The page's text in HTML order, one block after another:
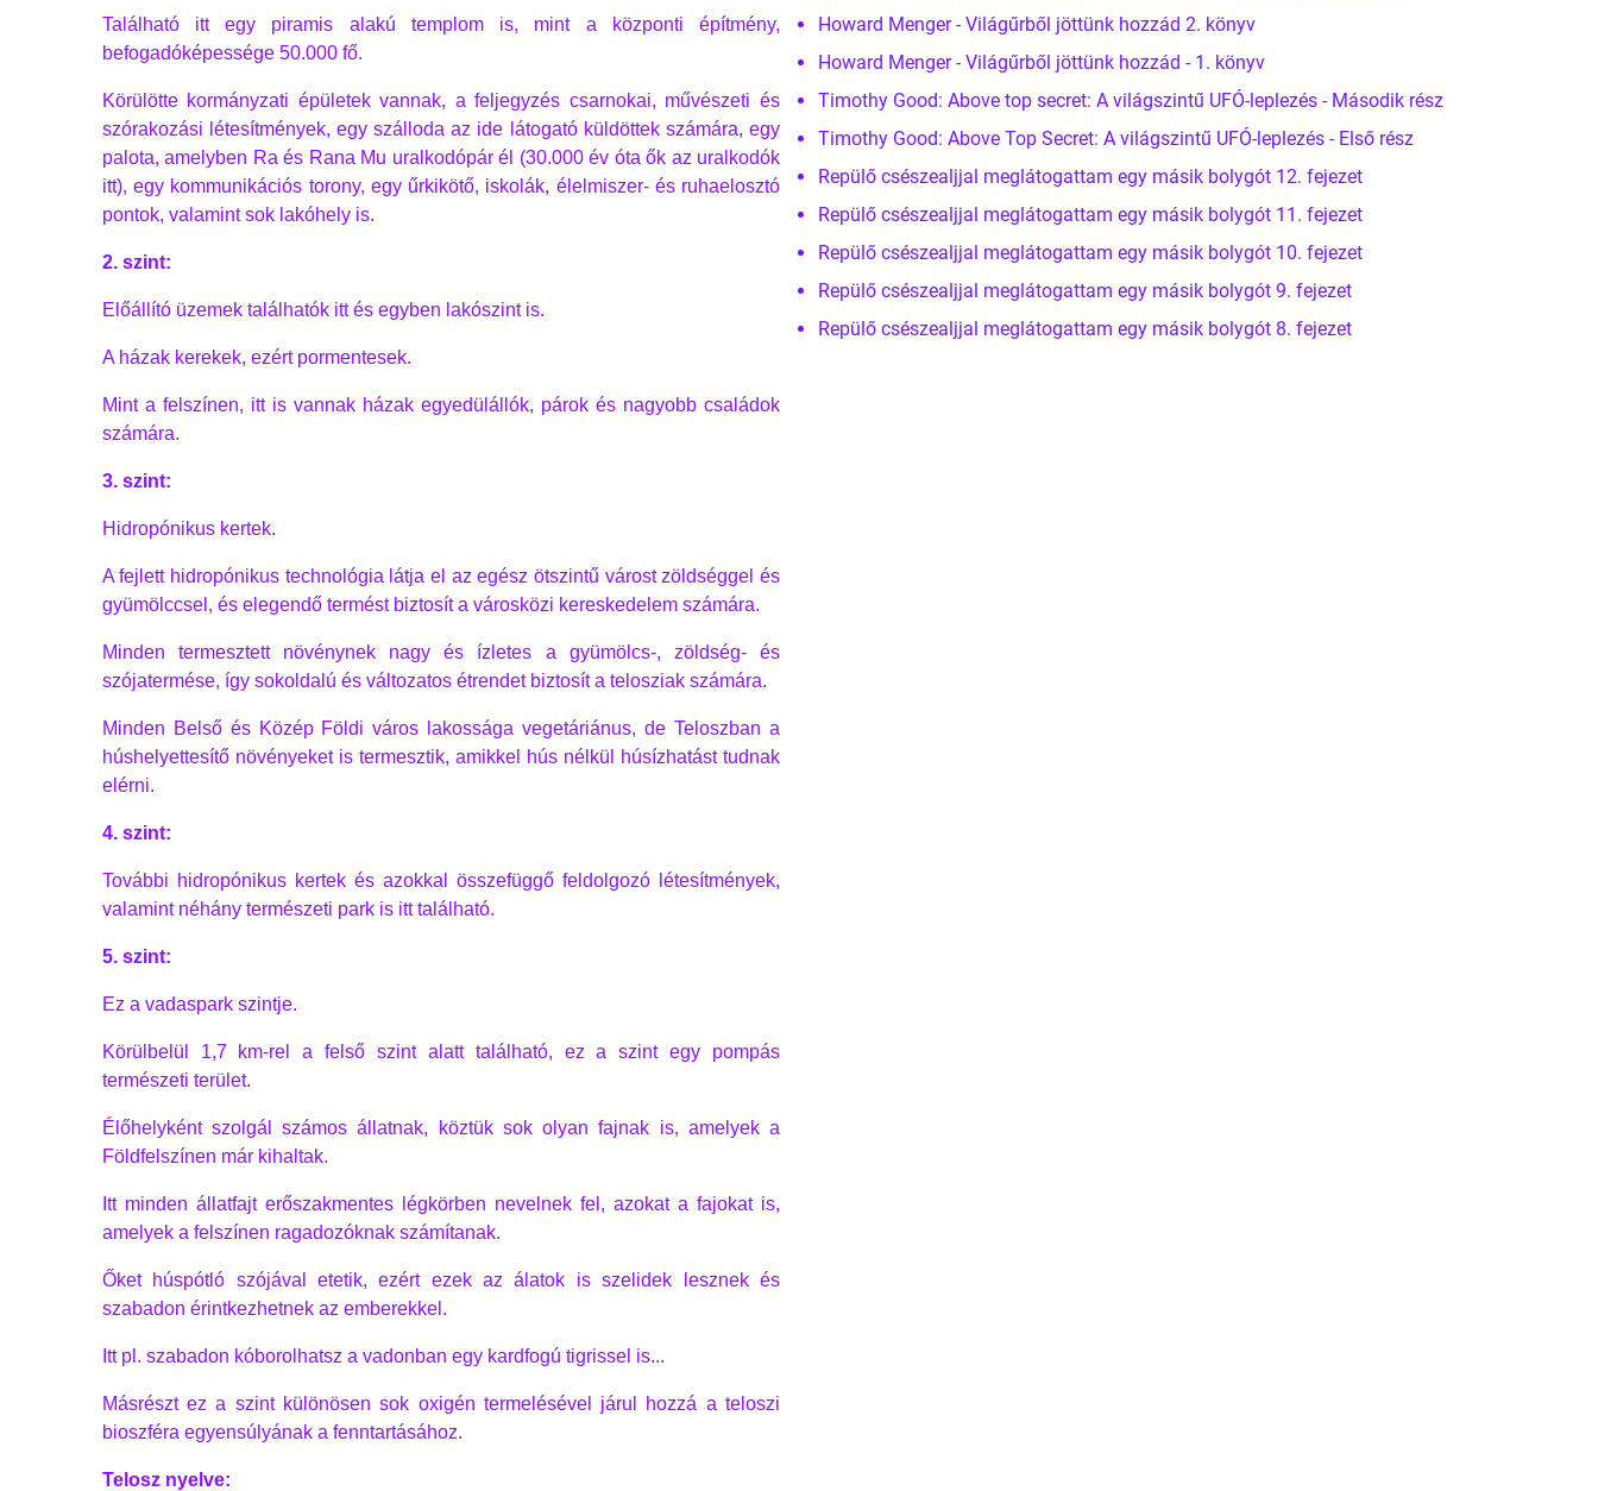
Található itt egy piramis alakú templom is, mint a központi építmény,
befogadóképessége 50.000 fő.
Körülötte kormányzati épületek vannak, a feljegyzés csarnokai, művészeti és
szórakozási létesítmények, egy szálloda az ide látogató küldöttek számára, egy
palota, amelyben Ra és Rana Mu uralkodópár él (30.000 év óta ők az uralkodók
itt), egy kommunikációs torony, egy űrkikötő, iskolák, élelmiszer- és ruhaelosztó
pontok, valamint sok lakóhely is.
2. szint:
Előállító üzemek találhatók itt és egyben lakószint is.
A házak kerekek, ezért pormentesek.
Mint a felszínen, itt is vannak házak egyedülállók, párok és nagyobb családok
számára.
3. szint:
Hidropónikus kertek.
A fejlett hidropónikus technológia látja el az egész ötszintű várost zöldséggel és
gyümölccsel, és elegendő termést biztosít a városközi kereskedelem számára.
Minden termesztett növénynek nagy és ízletes a gyümölcs-, zöldség- és
szójatermése, így sokoldalú és változatos étrendet biztosít a telosziak számára.
Minden Belső és Közép Földi város lakossága vegetáriánus, de Teloszban a
húshelyettesítő növényeket is termesztik, amikkel hús nélkül húsízhatást tudnak
elérni.
4. szint:
További hidropónikus kertek és azokkal összefüggő feldolgozó létesítmények,
valamint néhány természeti park is itt található.
5. szint:
Ez a vadaspark szintje.
Körülbelül 1,7 km-rel a felső szint alatt található, ez a szint egy pompás
természeti terület.
Élőhelyként szolgál számos állatnak, köztük sok olyan fajnak is, amelyek a
Földfelszínen már kihaltak.
Itt minden állatfajt erőszakmentes légkörben nevelnek fel, azokat a fajokat is,
amelyek a felszínen ragadozóknak számítanak.
Őket húspótló szójával etetik, ezért ezek az álatok is szelidek lesznek és
szabadon érintkezhetnek az emberekkel.
Itt pl. szabadon kóborolhatsz a vadonban egy kardfogú tigrissel is...
Másrészt ez a szint különösen sok oxigén termelésével járul hozzá a teloszi
bioszféra egyensúlyának a fenntartásához.
Telosz nyelve:
Howard Menger - Világűrből jöttünk hozzád 2. könyv
Howard Menger - Világűrből jöttünk hozzád - 1. könyv
Timothy Good: Above top secret: A világszintű UFÓ-leplezés - Második rész
Timothy Good: Above Top Secret: A világszintű UFÓ-leplezés - Első rész
Repülő csészealjjal meglátogattam egy másik bolygót 12. fejezet
Repülő csészealjjal meglátogattam egy másik bolygót 11. fejezet
Repülő csészealjjal meglátogattam egy másik bolygót 10. fejezet
Repülő csészealjjal meglátogattam egy másik bolygót 9. fejezet
Repülő csészealjjal meglátogattam egy másik bolygót 8. fejezet